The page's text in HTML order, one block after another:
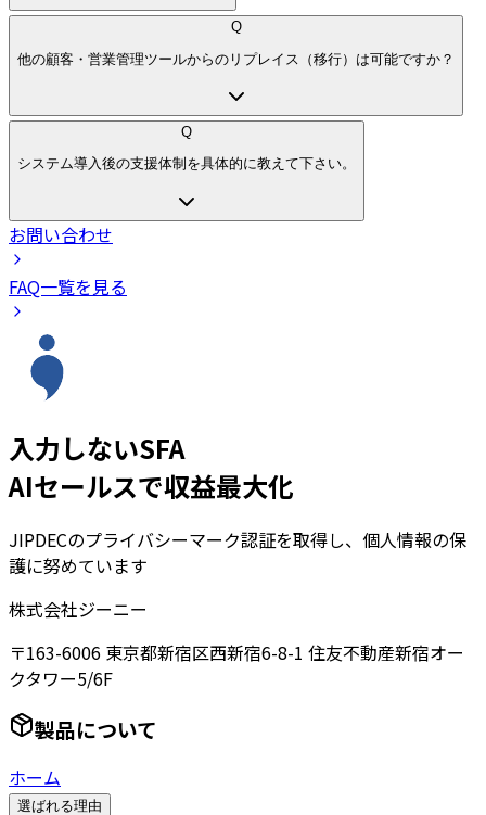
Q
他の顧客・営業管理ツールからのリプレイス（移行）は可能ですか？
Q
システム導入後の支援体制を具体的に教えて下さい。
お問い合わせ
FAQ一覧を見る
入力しないSFA
AIセールスで収益最大化
JIPDECのプライバシーマーク認証を取得し、個人情報の保
護に努めています
株式会社ジーニー
〒163-6006 東京都新宿区西新宿6-8-1 住友不動産新宿オー
クタワー5/6F
製品について
ホーム
選ばれる理由